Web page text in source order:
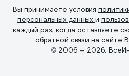
Вы принимаете условия
персональных данных и
каждый раз, когда оставляете
обратной связи на сайте
© 2006 — 2026.